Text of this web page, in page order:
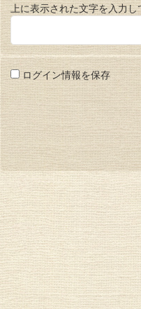
上に表示された文字を入力し
ログイン情報を保存